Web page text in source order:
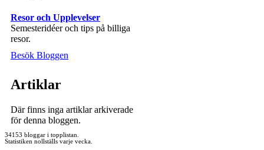
Resor och Upplevelser
Semesteridéer och tips på billiga
resor.
Besök Bloggen
Artiklar
Där finns inga artiklar arkiverade
för denna bloggen.
34153 bloggar i topplistan.
Statistiken nollställs varje vecka.